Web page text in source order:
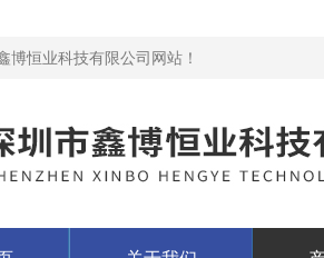
博恒业科技有限公司网站！